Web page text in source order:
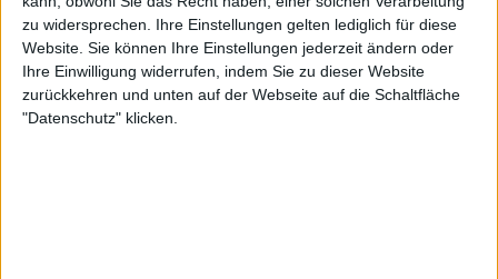
kann, obwohl Sie das Recht haben, einer solchen Verarbeitung
zu widersprechen. Ihre Einstellungen gelten lediglich für diese
Website. Sie können Ihre Einstellungen jederzeit ändern oder
Ihre Einwilligung widerrufen, indem Sie zu dieser Website
zurückkehren und unten auf der Webseite auf die Schaltfläche
"Datenschutz" klicken.